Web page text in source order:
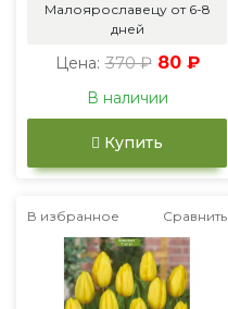
Малоярославецу от 6-8
дней
Цена: 370 ₽ 80 ₽
В наличии
Купить
В избранное Сравнить